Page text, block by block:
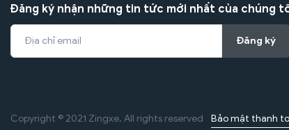
Đăng ký nhận những tin tức mới nhất của chúng
Đăng ký
Copyright © 2021 Zingxe. All rights reserved
Bảo mật thanh